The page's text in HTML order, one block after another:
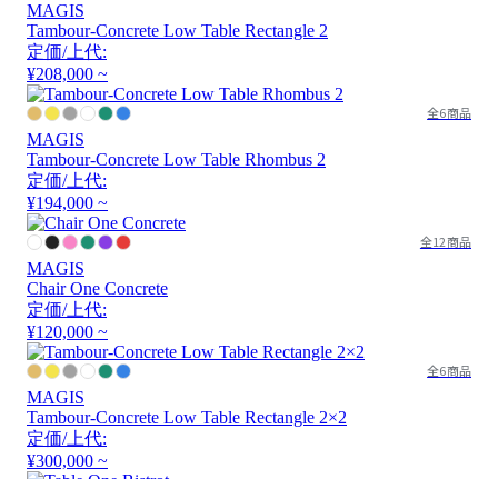
MAGIS
Tambour-Concrete Low Table Rectangle 2
定価/上代:
¥208,000 ~
全6商品
MAGIS
Tambour-Concrete Low Table Rhombus 2
定価/上代:
¥194,000 ~
全12商品
MAGIS
Chair One Concrete
定価/上代:
¥120,000 ~
全6商品
MAGIS
Tambour-Concrete Low Table Rectangle 2×2
定価/上代:
¥300,000 ~